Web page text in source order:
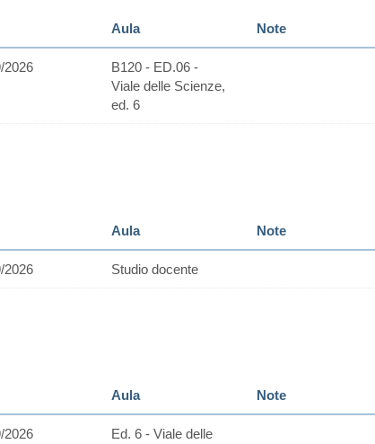
Aula Note
2026
B120 - ED.06 -
Viale delle Scienze,
ed. 6
Aula Note
2026 Studio docente
Aula Note
2026
Ed. 6 - Viale delle